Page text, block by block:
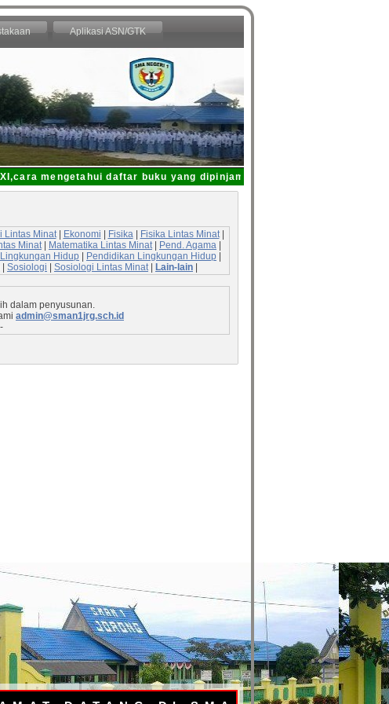
Aplikasi ASN/GTK
mengetahui daftar buku yang dipinjam dari Perpustakaan SMAN
Lintas Minat| Ekonomi | Fisika | Fisika Lintas Minat|
Minat | Matematika Lintas Minat | Pend. Agama |
Hidup | Pendidikan Lingkungan Hidup |
| Sosiologi | Sosiologi Lintas Minat | Lain-lain |
dalam penyusunan.
admin@sman1jrg.sch.id